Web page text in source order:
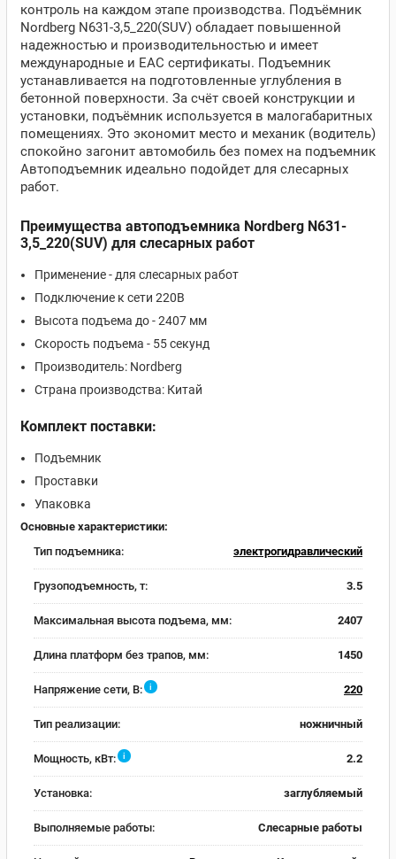
контроль на каждом этапе производства. Подъёмник
Nordberg N631-3,5_220(SUV) обладает повышенной
надежностью и производительностью и имеет
международные и ЕАС сертификаты. Подъемник
устанавливается на подготовленные углубления в
бетонной поверхности. За счёт своей конструкции и
установки, подъёмник используется в малогабаритных
помещениях. Это экономит место и механик (водитель)
спокойно загонит автомобиль без помех на подъемник
Автоподъемник идеально подойдет для слесарных
работ.
Преимущества автоподъемника Nordberg N631-
3,5_220(SUV) для слесарных работ
Применение - для слесарных работ
Подключение к сети 220В
Высота подъема до - 2407 мм
Скорость подъема - 55 секунд
Производитель: Nordberg
Страна производства: Китай
Комплект поставки:
Подъемник
Проставки
Упаковка
Основные характеристики:
Тип подъемника:
электрогидравлический
Грузоподъемность, т: 3.5
Максимальная высота подъема, мм: 2407
Длина платформ без трапов, мм: 1450
Напряжение сети, В: i 220
Тип реализации: ножничный
Мощность, кВт: i 2.2
Установка: заглубляемый
Выполняемые работы: Слесарные работы